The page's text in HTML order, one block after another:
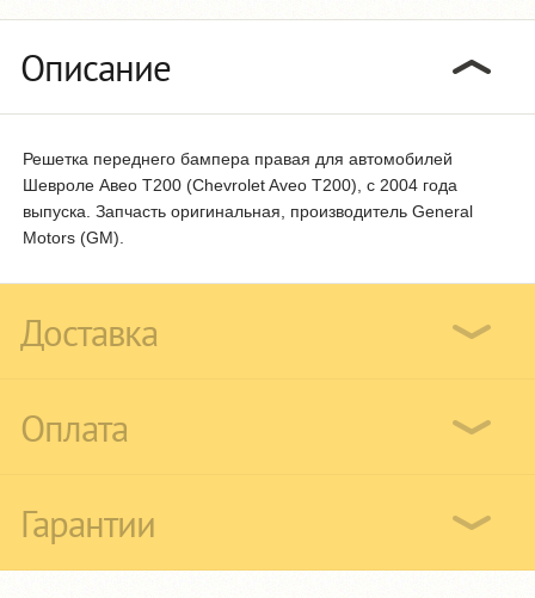
Описание
Решетка переднего бампера правая для автомобилей
Шевроле Авео T200 (Chevrolet Aveo T200), с 2004 года
выпуска. Запчасть оригинальная, производитель General
Motors (GM).
Доставка
Оплата
Гарантии